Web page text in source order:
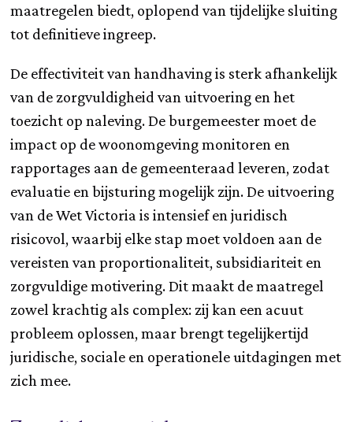
maatregelen biedt, oplopend van tijdelijke sluiting
tot definitieve ingreep.
De effectiviteit van handhaving is sterk afhankelijk
van de zorgvuldigheid van uitvoering en het
toezicht op naleving. De burgemeester moet de
impact op de woonomgeving monitoren en
rapportages aan de gemeenteraad leveren, zodat
evaluatie en bijsturing mogelijk zijn. De uitvoering
van de Wet Victoria is intensief en juridisch
risicovol, waarbij elke stap moet voldoen aan de
vereisten van proportionaliteit, subsidiariteit en
zorgvuldige motivering. Dit maakt de maatregel
zowel krachtig als complex: zij kan een acuut
probleem oplossen, maar brengt tegelijkertijd
juridische, sociale en operationele uitdagingen met
zich mee.